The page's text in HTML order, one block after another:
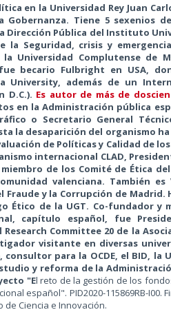
en la Universidad Rey Juan
Gobernanza. Tiene 5 sexenios
Dirección Pública del Instituto
Seguridad, crisis y
Universidad Complutense de
becario Fulbright en USA,
University, además de un
D.C.). Es autor de más de
en la Administración pública
o Secretario General
la desaparición del organismo
de Políticas y Calidad de
internacional CLAD,
miembro de los Comité de Ética
valenciana. También es
y la Corrupción de Madrid.
Ético de la UGT. Co-fundador y
capítulo español, fue
Research Committee 20 de la
visitante en diversas
consultor para la OCDE, el BID,
y reforma de la
"El reto de la gestión de los
español". PID2020-115869RB-I00.
de Ciencia e Innovación.